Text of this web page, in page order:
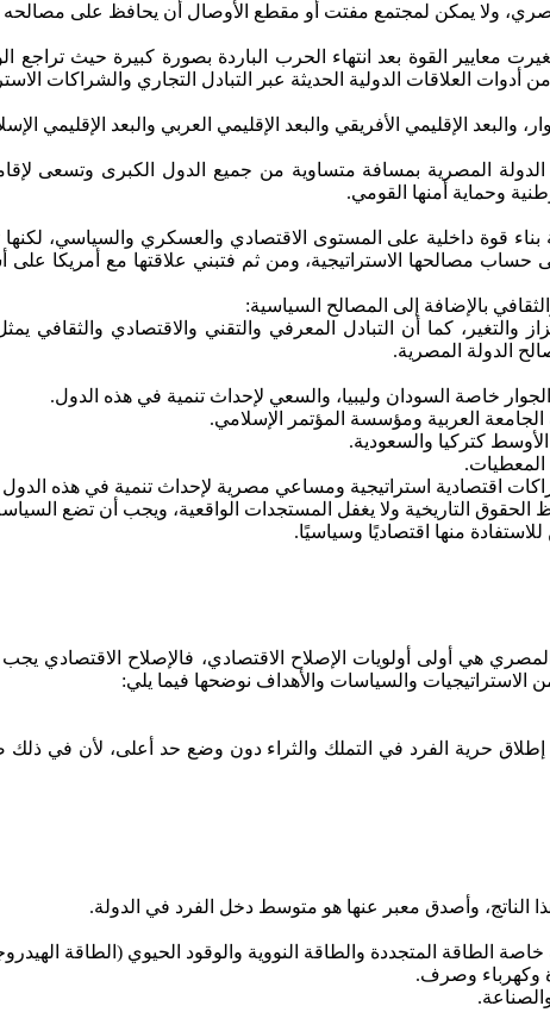
ولا يمكن لمجتمع مفتت أو مقطع الأوصال أن يحافظ على
معايير القوة بعد انتهاء الحرب الباردة بصورة كبيرة حيث
العلاقات الدولية الحديثة عبر التبادل التجاري والشراكات
الإقليمي الأفريقي والبعد الإقليمي العربي والبعد الإقليمي
الدولة المصرية بمسافة متساوية من جميع الدول الكبرى وتسعى
وحماية أمنها القومي.
بناء قوة داخلية على المستوى الاقتصادي والعسكري والسياسي،
مصالحها الاستراتيجية، ومن ثم فتبني علاقتها مع أمريكا على
بالإضافة إلى المصالح السياسية:
والتغير، كما أن التبادل المعرفي والتقني والاقتصادي
الدولة المصرية.
هي أولى أولويات الإصلاح الاقتصادي، فالإصلاح الاقتصادي
والسياسات والأهداف نوضحها فيما يلي:
حرية الفرد في التملك والثراء دون وضع حد أعلى، لأن في
الناتج، وأصدق معبر عنها هو متوسط دخل الفرد في الدولة.